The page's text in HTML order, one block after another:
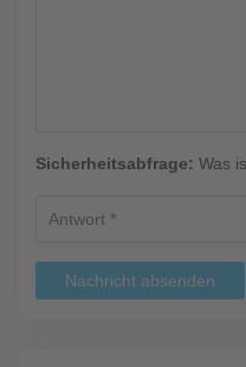
Sicherheitsabfrage: Was
Nachricht absenden